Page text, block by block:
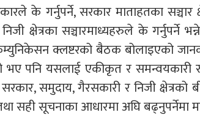
के गर्नुपर्ने, सरकार माताहतका सञ्चार
क्षेत्रका सञ्चारमाध्यहरुले के
क्लष्टरको बैठक बोलाइएको
भए पनि यसलाई एकीकृत र
समुदाय, गैरसकारी र निजी क्षेत्रको
सही सूचनाका आधारमा अघि बढ्नुपर्नेमा